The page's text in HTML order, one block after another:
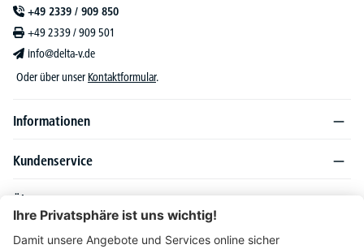
+49 2339 / 909 850
+49 2339 / 909 501
info@delta-v.de
Oder über unser Kontaktformular.
Informationen
Kundenservice
Über DELTA-V
Produktsortiment